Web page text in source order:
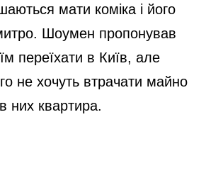
мати коміка і його
Шоумен пропонував
переїхати в Київ, але
не хочуть втрачати майно
них квартира.